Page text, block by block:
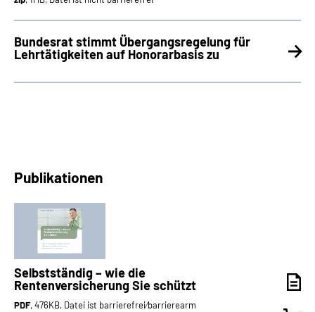
Bundesrat stimmt Übergangsregelung für
Lehrtätigkeiten auf Honorarbasis zu
Publikationen
Selbstständig – wie die
Rentenversicherung Sie schützt
PDF, 476KB, Datei ist barrierefrei⁄barrierearm